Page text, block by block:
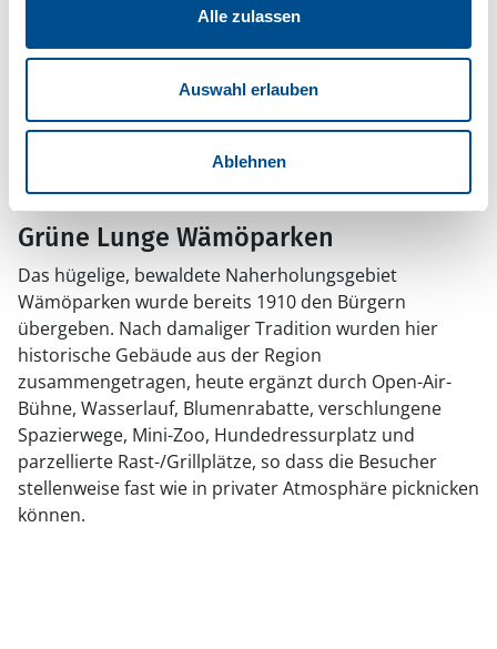
Alle zulassen
Auswahl erlauben
Ablehnen
Blekingetrafiken mit Fähren und Booten im
Schärengartenunterwegs. Linienverkehr über Wasser
besteht ab Fisktorget und Handelshamnen, nahe
ab, die als Teil des Straßennetzes gilt und kostenlos zu
benutzen ist. Südöstlich Karlskronas führen Straßen
auf einige nahe Inseln.
Grüne Lunge Wämöparken
Das hügelige, bewaldete Naherholungsgebiet
Wämöparken wurde bereits 1910 den Bürgern
übergeben. Nach damaliger Tradition wurden hier
historische Gebäude aus der Region
zusammengetragen, heute ergänzt durch Open-Air-
Bühne, Wasserlauf, Blumenrabatte, verschlungene
Spazierwege, Mini-Zoo, Hundedressurplatz und
parzellierte Rast-/Grillplätze, so dass die Besucher
stellenweise fast wie in privater Atmosphäre picknicken
können.